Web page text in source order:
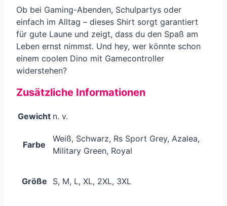
Ob bei Gaming-Abenden, Schulpartys oder
einfach im Alltag – dieses Shirt sorgt garantiert
für gute Laune und zeigt, dass du den Spaß am
Leben ernst nimmst. Und hey, wer könnte schon
einem coolen Dino mit Gamecontroller
widerstehen?
Zusätzliche Informationen
Gewicht n. v.
Farbe
Weiß, Schwarz, Rs Sport Grey, Azalea,
Military Green, Royal
Größe S, M, L, XL, 2XL, 3XL